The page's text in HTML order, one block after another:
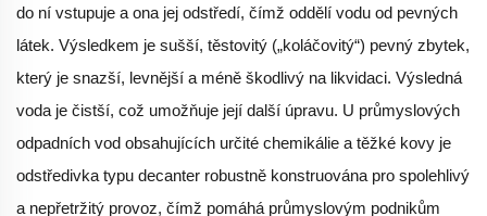
do ní vstupuje a ona jej odstředí, čímž oddělí vodu od pevných
látek. Výsledkem je sušší, těstovitý („koláčovitý“) pevný zbytek,
který je snazší, levnější a méně škodlivý na likvidaci. Výsledná
voda je čistší, což umožňuje její další úpravu. U průmyslových
odpadních vod obsahujících určité chemikálie a těžké kovy je
odstředivka typu decanter robustně konstruována pro spolehlivý
a nepřetržitý provoz, čímž pomáhá průmyslovým podnikům